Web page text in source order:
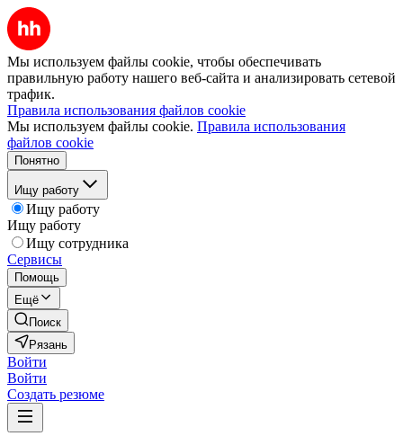
Мы используем файлы cookie, чтобы обеспечивать
правильную работу нашего веб-сайта и анализировать сетевой
трафик.
Правила использования файлов cookie
Мы используем файлы cookie. Правила использования
файлов cookie
Понятно
Ищу работу
Ищу работу
Ищу работу
Ищу сотрудника
Сервисы
Помощь
Ещё
Поиск
Рязань
Войти
Войти
Создать резюме